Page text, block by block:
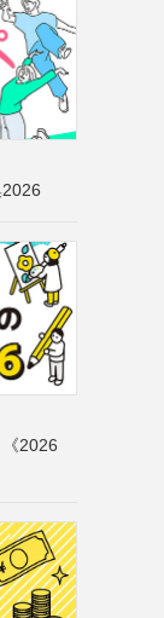
2026